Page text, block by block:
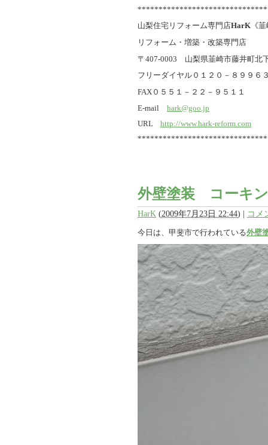
山梨住宅リフォーム専門店HarK 《
リフォーム・増築・改築専門店
〒407-0003 山梨県韮崎市藤井町北
フリーダイヤル０１２０－８９９６
FAX０５５１－２２－９５１１
E-mail hark@goo.jp
URL http://www.hark-reform.com
外壁塗装 コーキ
HarK (2009年7月23日 22:44) | コメ
今日は、甲斐市で行われている外壁